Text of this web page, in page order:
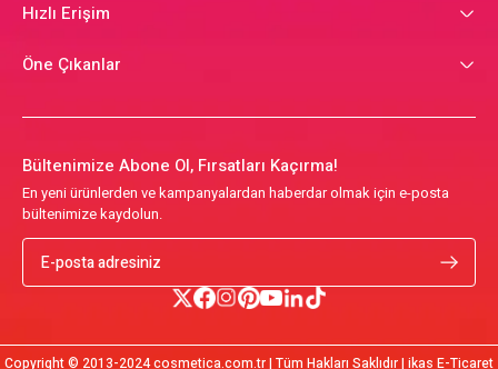
Hızlı Erişim
Öne Çıkanlar
Bültenimize Abone Ol, Fırsatları Kaçırma!
En yeni ürünlerden ve kampanyalardan haberdar olmak için e-posta
bültenimize kaydolun.
Copyright © 2013-2024 cosmetica.com.tr | Tüm Hakları Saklıdır | ikas E-Ticaret